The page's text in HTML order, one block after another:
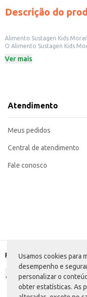
Usamos cookies para
desempenho e
personalizar o
obter estatísticas. As
Descrição do
Alimento Sustagen Kids
O Alimento Sustagen Kids
Formato prático em lata de
O Sustagen Kids Morango
alimentar.
Ver mais
Atendimento
Meus pedidos
Central de atendimento
Fale conosco
Formas de pagamento